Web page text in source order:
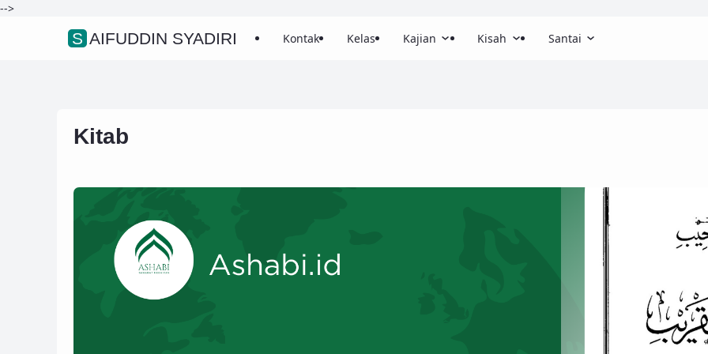
-->
SAIFUDDIN SYADIRI Kontak Kelas Kajian Kisah Santai
Kitab